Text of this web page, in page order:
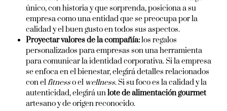
único, con historia y que sorprenda, posiciona a su
empresa como una entidad que se preocupa por la
calidad y el buen gusto en todos sus aspectos.
Proyectar valores de la compañía:los regalos
personalizados para empresas son una herramienta
para comunicar la identidad corporativa. Si la empresa
se enfoca en el bienestar, elegirá detalles relacionados
con elfitnesso el wellness. Si su foco es la calidad y la
autenticidad, elegirá unlote de alimentación gourmet
artesano y de origen reconocido.